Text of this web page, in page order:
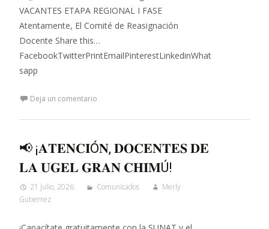
VACANTES ETAPA REGIONAL I FASE
Atentamente, El Comité de Reasignación
Docente Share this…
FacebookTwitterPrintEmailPinterestLinkedinWhat
sapp
Deja un comentario
📢 ¡𝐀𝐓𝐄𝐍𝐂𝐈Ó𝐍, 𝐃𝐎𝐂𝐄𝐍𝐓𝐄𝐒 𝐃𝐄
𝐋𝐀 𝐔𝐆𝐄𝐋 𝐆𝐑𝐀𝐍 𝐂𝐇𝐈𝐌Ú!
21 julio, 2026 Comunicados
Merly
Gutierrez